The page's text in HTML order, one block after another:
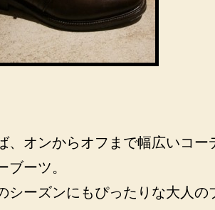
、オンからオフまで幅広いコ
ブーツ。
シーズンにもぴったりな大人の